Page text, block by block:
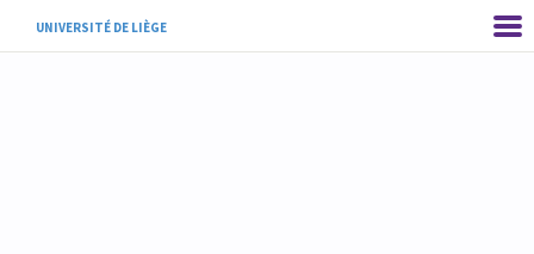
UNIVERSITÉ DE LIÈGE